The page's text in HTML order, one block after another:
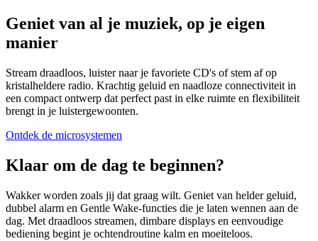
Geniet van al je muziek, op je eigen
manier
Stream draadloos, luister naar je favoriete CD's of stem af op
kristalheldere radio. Krachtig geluid en naadloze connectiviteit in
een compact ontwerp dat perfect past in elke ruimte en flexibiliteit
brengt in je luistergewoonten.
Ontdek de microsystemen
Klaar om de dag te beginnen?
Wakker worden zoals jij dat graag wilt. Geniet van helder geluid,
dubbel alarm en Gentle Wake-functies die je laten wennen aan de
dag. Met draadloos streamen, dimbare displays en eenvoudige
bediening begint je ochtendroutine kalm en moeiteloos.